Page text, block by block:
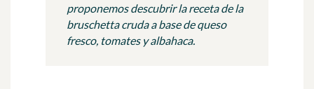
proponemos descubrir la receta de la
bruschetta cruda a base de queso
fresco, tomates y albahaca.